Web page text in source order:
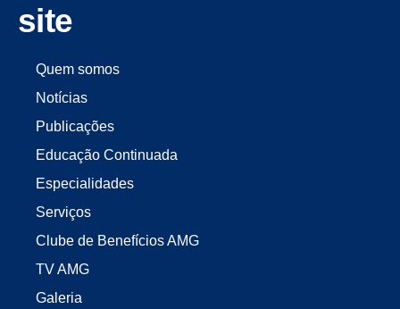
site
Quem somos
Notícias
Publicações
Educação Continuada
Especialidades
Serviços
Clube de Benefícios AMG
TV AMG
Galeria